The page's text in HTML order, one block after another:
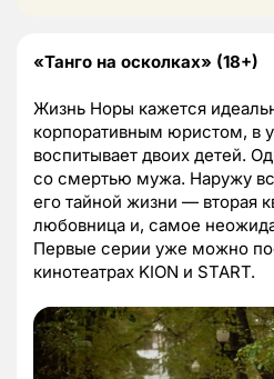
«Танго на осколках» (18+)
Жизнь Норы кажется
корпоративным юристом, в
воспитывает двоих детей.
со смертью мужа. Наружу
его тайной жизни — вторая
любовница и, самое
Первые серии уже можно
кинотеатрах KION и START.